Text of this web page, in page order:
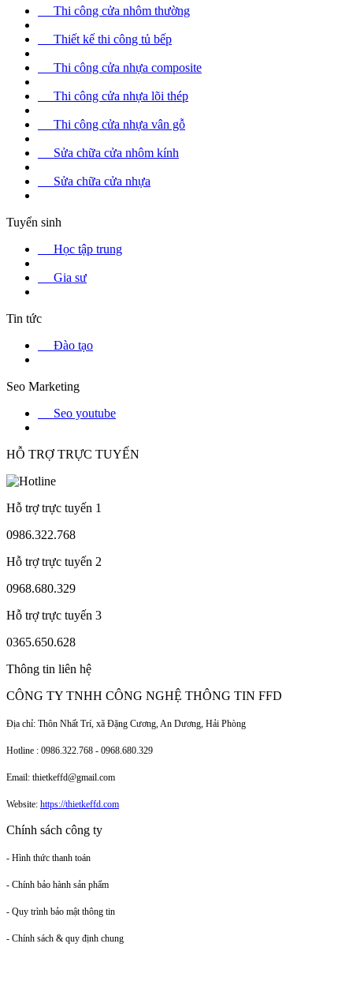
Thi công cửa nhôm thường
Thiết kế thi công tủ bếp
Thi công cửa nhựa composite
Thi công cửa nhựa lõi thép
Thi công cửa nhựa vân gỗ
Sửa chữa cửa nhôm kính
Sửa chữa cửa nhựa
Tuyển sinh
Học tập trung
Gia sư
Tin tức
Đào tạo
Seo Marketing
Seo youtube
HỖ TRỢ TRỰC TUYẾN
Hỗ trợ trực tuyến 1
0986.322.768
Hỗ trợ trực tuyến 2
0968.680.329
Hỗ trợ trực tuyến 3
0365.650.628
Thông tin liên hệ
CÔNG TY TNHH CÔNG NGHỆ THÔNG TIN FFD
Địa chỉ: Thôn Nhất Trí, xã Đặng Cương, An Dương, Hải Phòng
Hotline : 0986.322.768 - 0968.680.329
Email: thietkeffd@gmail.com
Website: https://thietkeffd.com
Chính sách công ty
- Hình thức thanh toán
- Chính bảo hành sản phẩm
- Quy trình bảo mật thông tin
- Chính sách & quy định chung